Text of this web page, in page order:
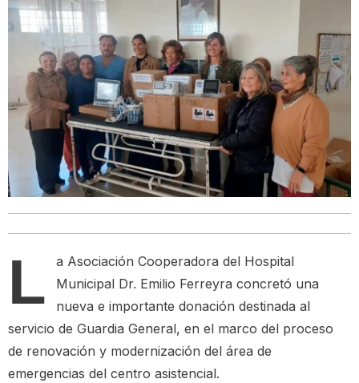
L
a Asociación Cooperadora del Hospital
Municipal Dr. Emilio Ferreyra concretó una
nueva e importante donación destinada al
servicio de Guardia General, en el marco del proceso
de renovación y modernización del área de
emergencias del centro asistencial.